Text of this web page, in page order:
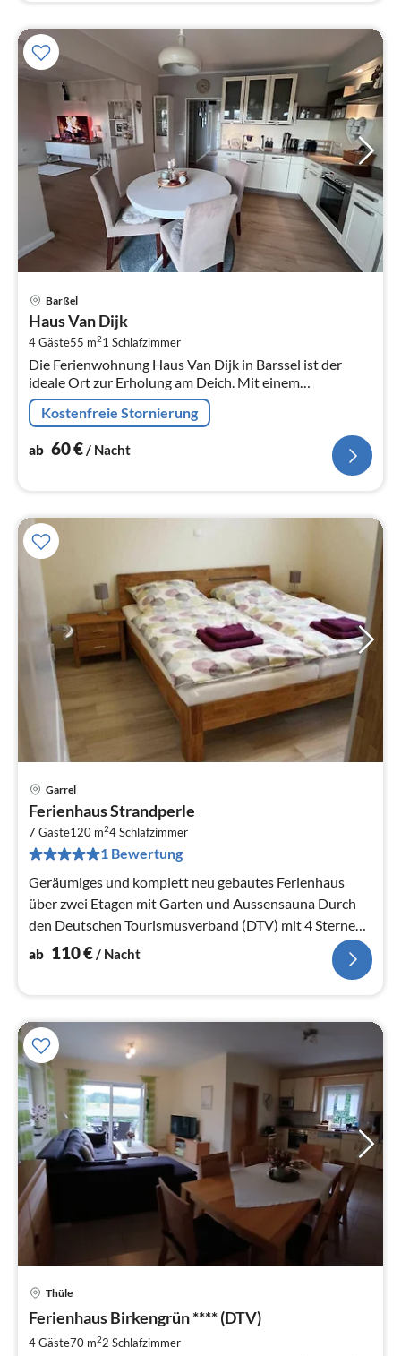
Barßel
Haus Van Dijk
4 Gäste55 m21 Schlafzimmer
Die Ferienwohnung Haus Van Dijk in Barssel ist der
ideale Ort zur Erholung am Deich. Mit einem
wunderschönen Garten, einer überdachten Terrasse mit
Blick auf die Natur, können Sie...
Kostenfreie Stornierung
ab 60€/ Nacht
Garrel
Ferienhaus Strandperle
7 Gäste120 m24Schlafzimmer
1 Bewertung
Geräumiges und komplett neu gebautes Ferienhaus
über zwei Etagen mit Garten und Aussensauna Durch
den Deutschen Tourismusverband (DTV) mit 4 Sternen
ausgezeichnet.
ab 110€ / Nacht
Thüle
Ferienhaus Birkengrün **** (DTV)
4 Gäste70 m22 Schlafzimmer